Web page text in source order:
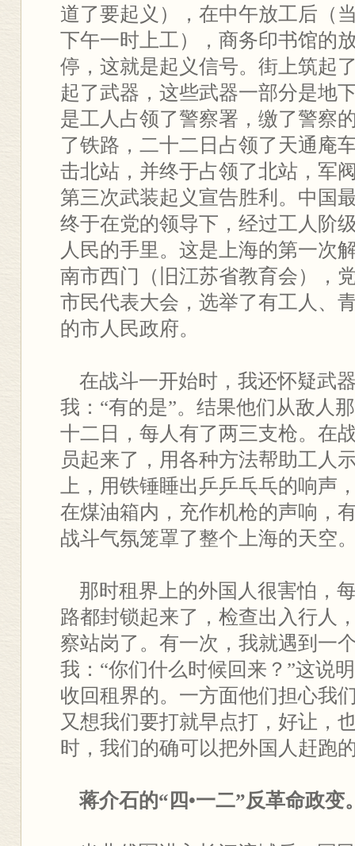
道了要起义），在中午放工后（
下午一时上工），商务印书馆的
停，这就是起义信号。街上筑起
起了武器，这些武器一部分是地
是工人占领了警察署，缴了警察
了铁路，二十二日占领了天通庵
击北站，并终于占领了北站，军
第三次武装起义宣告胜利。中国
终于在党的领导下，经过工人阶
人民的手里。这是上海的第一次
南市西门（旧江苏省教育会），
市民代表大会，选举了有工人、
的市人民政府。
在战斗一开始时，我还怀疑武
我：“有的是”。结果他们从敌人
十二日，每人有了两三支枪。在
员起来了，用各种方法帮助工人
上，用铁锤睡出乒乒乓乓的响声
在煤油箱内，充作机枪的声响，
战斗气氛笼罩了整个上海的天空
那时租界上的外国人很害怕，
路都封锁起来了，检查出入行人
察站岗了。有一次，我就遇到一
我：“你们什么时候回来？”这说
收回租界的。一方面他们担心我
又想我们要打就早点打，好让，
时，我们的确可以把外国人赶跑
蒋介石的“四•一二”反革命政变